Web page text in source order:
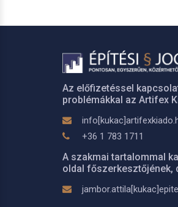
Az előfizetéssel
problémákkal az Artifex
+36 1 783 1711
A szakmai tartalommal
oldal főszerkesztőjének,